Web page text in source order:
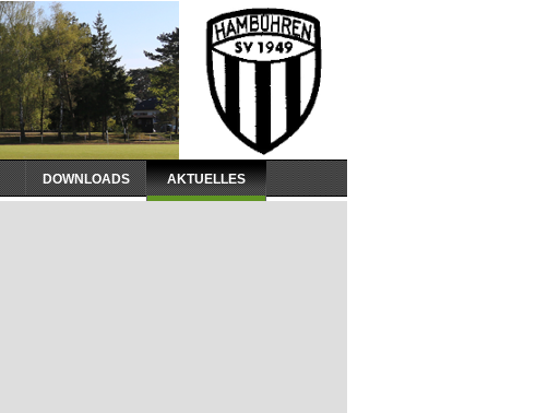
DOWNLOADS AKTUELLES